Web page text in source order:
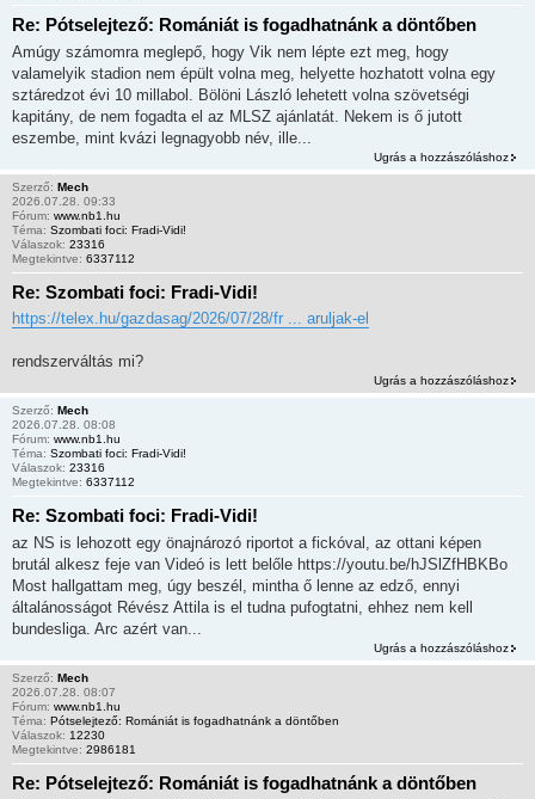
Re: Pótselejtező: Romániát is fogadhatnánk a döntőben
Amúgy számomra meglepő, hogy Vik nem lépte ezt meg, hogy
valamelyik stadion nem épült volna meg, helyette hozhatott volna egy
sztáredzot évi 10 millabol. Bölöni László lehetett volna szövetségi
kapitány, de nem fogadta el az MLSZ ajánlatát. Nekem is ő jutott
eszembe, mint kvázi legnagyobb név, ille...
Ugrás a hozzászóláshoz
Szerző: Mech
2026.07.28. 09:33
Fórum: www.nb1.hu
Téma: Szombati foci: Fradi-Vidi!
Válaszok: 23316
Megtekintve: 6337112
Re: Szombati foci: Fradi-Vidi!
https://telex.hu/gazdasag/2026/07/28/fr ... aruljak-el
rendszerváltás mi?
Ugrás a hozzászóláshoz
Szerző: Mech
2026.07.28. 08:08
Fórum: www.nb1.hu
Téma: Szombati foci: Fradi-Vidi!
Válaszok: 23316
Megtekintve: 6337112
Re: Szombati foci: Fradi-Vidi!
az NS is lehozott egy önajnározó riportot a fickóval, az ottani képen
brutál alkesz feje van Videó is lett belőle https://youtu.be/hJSlZfHBKBo
Most hallgattam meg, úgy beszél, mintha ő lenne az edző, ennyi
általánosságot Révész Attila is el tudna pufogtatni, ehhez nem kell
bundesliga. Arc azért van...
Ugrás a hozzászóláshoz
Szerző: Mech
2026.07.28. 08:07
Fórum: www.nb1.hu
Téma: Pótselejtező: Romániát is fogadhatnánk a döntőben
Válaszok: 12230
Megtekintve: 2986181
Re: Pótselejtező: Romániát is fogadhatnánk a döntőben